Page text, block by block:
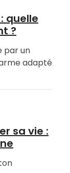
quelle
?
par un
adapté
sa vie :